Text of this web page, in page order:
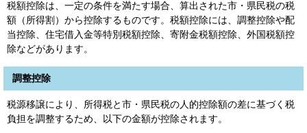
税額控除は、一定の条件を満たす場合、算出された市・県民税の税
額（所得割）から控除するものです。税額控除には、調整控除や配
当控除、住宅借入金等特別税額控除、寄附金税額控除、外国税額控
除などがあります。
調整控除
税源移譲により、所得税と市・県民税の人的控除額の差に基づく税
負担を調整するため、以下の金額が控除されます。